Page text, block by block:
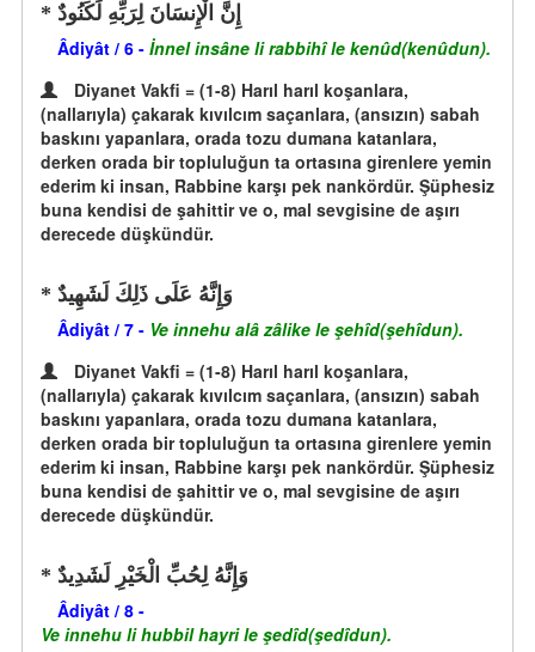
إِنَّ الْإِنسَانَ لِرَبِّهِ لَكَنُودٌ
Âdiyât / 6 - İnnel insâne li rabbihî le kenûd(kenûdun).
Diyanet Vakfi = (1-8) Harıl harıl koşanlara,
(nallarıyla) çakarak kıvılcım saçanlara, (ansızın) sabah
baskını yapanlara, orada tozu dumana katanlara,
derken orada bir topluluğun ta ortasına girenlere yemin
ederim ki insan, Rabbine karşı pek nankördür. Şüphesiz
buna kendisi de şahittir ve o, mal sevgisine de aşırı
derecede düşkündür.
وَإِنَّهُ عَلَى ذَلِكَ لَشَهِيدٌ
Âdiyât / 7 - Ve innehu alâ zâlike le şehîd(şehîdun).
Diyanet Vakfi = (1-8) Harıl harıl koşanlara,
(nallarıyla) çakarak kıvılcım saçanlara, (ansızın) sabah
baskını yapanlara, orada tozu dumana katanlara,
derken orada bir topluluğun ta ortasına girenlere yemin
ederim ki insan, Rabbine karşı pek nankördür. Şüphesiz
buna kendisi de şahittir ve o, mal sevgisine de aşırı
derecede düşkündür.
وَإِنَّهُ لِحُبِّ الْخَيْرِ لَشَدِيدٌ
Âdiyât / 8 -
Ve innehu li hubbil hayri le şedîd(şedîdun).